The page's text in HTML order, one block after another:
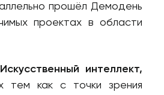
прошёл Демодень
проектах в области
интеллект,
тем как с точки зрения